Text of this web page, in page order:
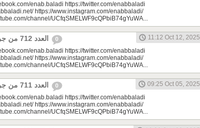
enab.baladi https://twitter.com/enabbaladi
https://www.instagram.com/enabbaladi/
channel/UCfqSMELWF9cQPbiB74gYuWA...
0
11:12 Oct 12, 2025
enab.baladi https://twitter.com/enabbaladi
https://www.instagram.com/enabbaladi/
channel/UCfqSMELWF9cQPbiB74gYuWA...
0
09:25 Oct 05, 2025
enab.baladi https://twitter.com/enabbaladi
https://www.instagram.com/enabbaladi/
channel/UCfqSMELWF9cQPbiB74gYuWA...